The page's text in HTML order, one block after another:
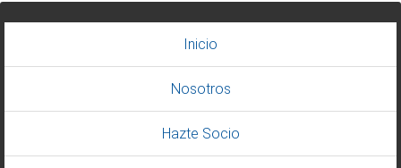
Inicio
Nosotros
Hazte Socio